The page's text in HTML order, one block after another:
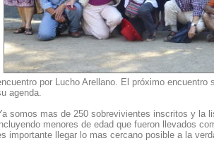
por Lucho Arellano. El próximo
agenda.
somos mas de 250 sobrevivientes inscritos y la
menores de edad que fueron llevados
importante llegar lo mas cercano posible a la